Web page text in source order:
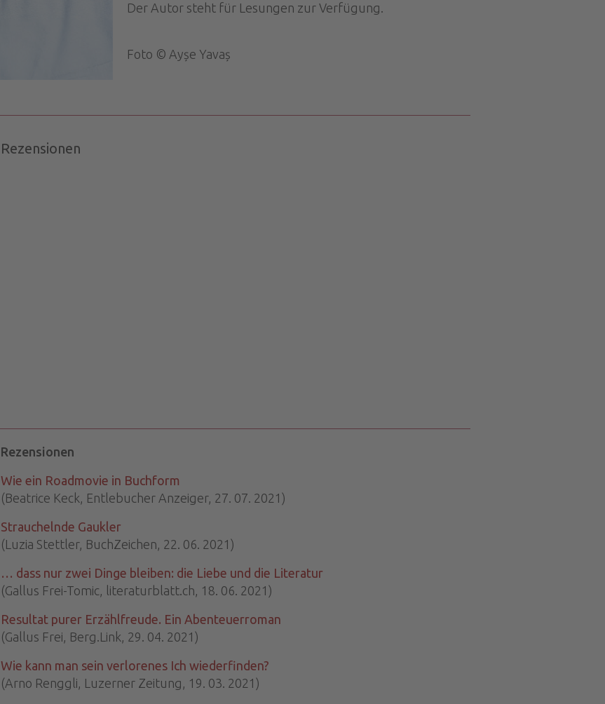
Der Autor steht für Lesungen zur Verfügung.
Foto © Ayșe Yavaș
Rezensionen
Rezensionen
Wie ein Roadmovie in Buchform
(Beatrice Keck, Entlebucher Anzeiger, 27. 07. 2021)
Strauchelnde Gaukler
(Luzia Stettler, BuchZeichen, 22. 06. 2021)
… dass nur zwei Dinge bleiben: die Liebe und die Literatur
(Gallus Frei-Tomic, literaturblatt.ch, 18. 06. 2021)
Resultat purer Erzählfreude. Ein Abenteuerroman
(Gallus Frei, Berg.Link, 29. 04. 2021)
Wie kann man sein verlorenes Ich wiederfinden?
(Arno Renggli, Luzerner Zeitung, 19. 03. 2021)